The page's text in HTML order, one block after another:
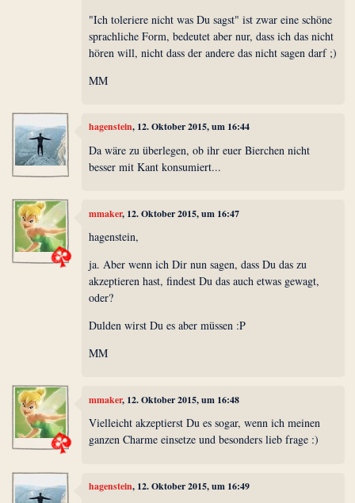
"Ich toleriere nicht was Du sagst" ist zwar eine schöne
sprachliche Form, bedeutet aber nur, dass ich das nicht
hören will, nicht dass der andere das nicht sagen darf ;)
MM
hagenstein, 12. Oktober 2015, um 16:44
Da wäre zu überlegen, ob ihr euer Bierchen nicht
besser mit Kant konsumiert...
mmaker, 12. Oktober 2015, um 16:47
hagenstein,
ja. Aber wenn ich Dir nun sagen, dass Du das zu
akzeptieren hast, findest Du das auch etwas gewagt,
oder?
Dulden wirst Du es aber müssen :P
MM
mmaker, 12. Oktober 2015, um 16:48
Vielleicht akzeptierst Du es sogar, wenn ich meinen
ganzen Charme einsetze und besonders lieb frage :)
hagenstein, 12. Oktober 2015, um 16:49